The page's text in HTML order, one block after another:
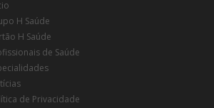
H Saúde
H Saúde
de Saúde
de Privacidade